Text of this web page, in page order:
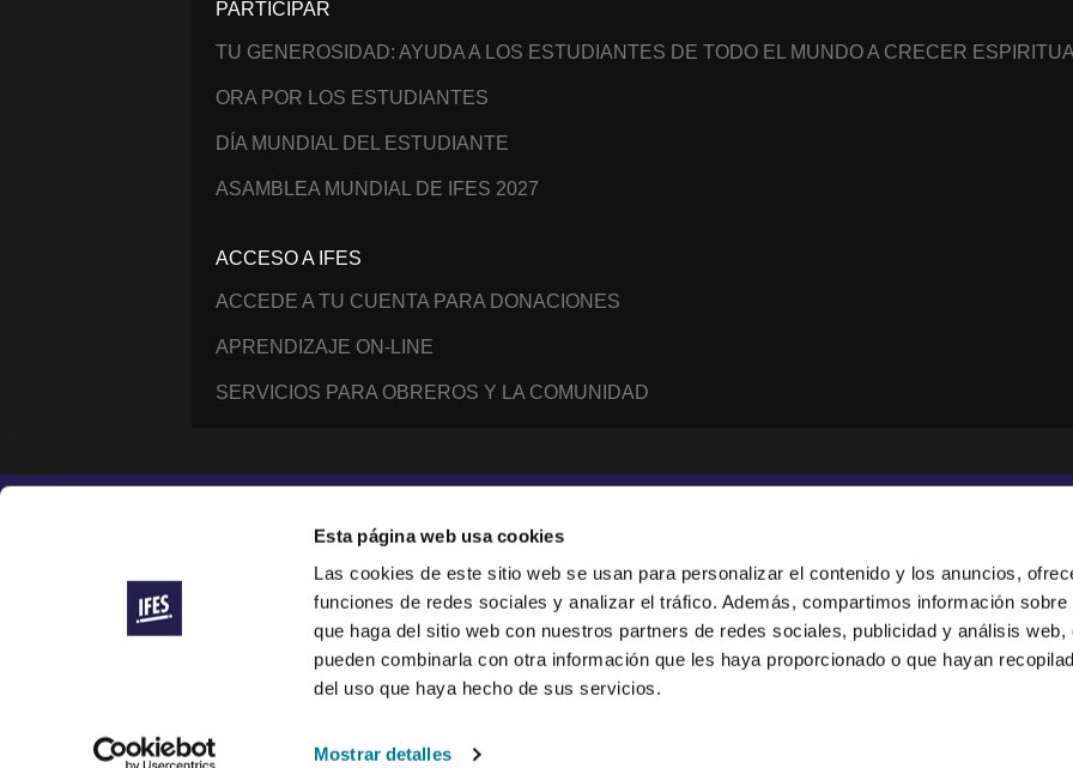
Esta página web usa cookies
Las cookies de este sitio web se usan para personalizar el contenido y los anuncios,
funciones de redes sociales y analizar el tráfico. Además, compartimos información sobre
que haga del sitio web con nuestros partners de redes sociales, publicidad y análisis web,
pueden combinarla con otra información que les haya proporcionado o que hayan
del uso que haya hecho de sus servicios.
Mostrar detalles
PARTICIPAR
TU GENEROSIDAD: AYUDA A LOS ESTUDIANTES DE TODO EL MUNDO A CRECER
ORA POR LOS ESTUDIANTES
DÍA MUNDIAL DEL ESTUDIANTE
ASAMBLEA MUNDIAL DE IFES 2027
ACCESO A IFES
ACCEDE A TU CUENTA PARA DONACIONES
APRENDIZAJE ON-LINE
SERVICIOS PARA OBREROS Y LA COMUNIDAD
International Fellowship of Evangelical Students ®
© 2014–2026 IFES, une organisation déclarée à Lausanne, Suisse.
IFES is a registered charity in England and Wales (247919), and a limited company (876229).
IFES/USA is a registered 501(c)(3) nonprofit organization in the USA.
To see our commitments to how we handle your data, see the